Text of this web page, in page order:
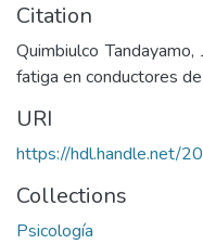
Citation
Quimbiulco
fatiga en conductores
URI
https://hdl.handle.net/
Collections
Psicología